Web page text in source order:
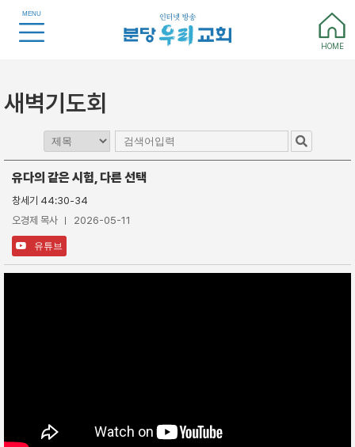
MENU
HOME
새벽기도회
유다의 같은 시험, 다른 선택
창세기 44:30-34
오경제 목사
2026-05-11
유튜브